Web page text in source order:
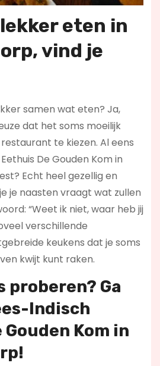
eten in
, vind je
samen wat eten? Ja,
dat het soms moeilijk
te kiezen. Al eens
De Gouden Kom in
Echt heel gezellig en
je naasten vraagt wat zullen
“Weet ik niet, waar heb jij
verschillende
keukens dat je soms
kwijt kunt raken.
proberen? Ga
Indisch
Kom in